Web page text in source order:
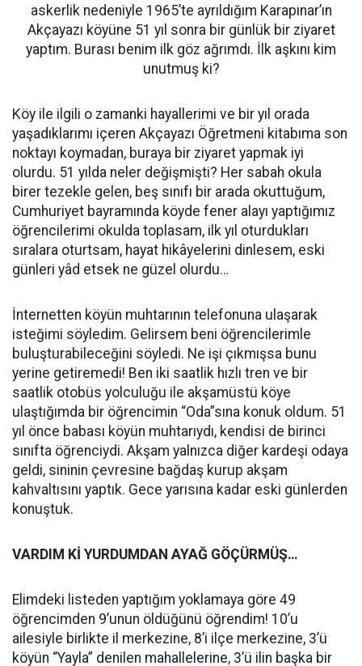
askerlik nedeniyle 1965’te ayrıldığım Karapınar’ın
Akçayazı köyüne 51 yıl sonra bir günlük bir ziyaret
yaptım. Burası benim ilk göz ağrımdı. İlk aşkını kim
unutmuş ki?
Köy ile ilgili o zamanki hayallerimi ve bir yıl orada
yaşadıklarımı içeren Akçayazı Öğretmeni kitabıma son
noktayı koymadan, buraya bir ziyaret yapmak iyi
olurdu. 51 yılda neler değişmişti? Her sabah okula
birer tezekle gelen, beş sınıfı bir arada okuttuğum,
Cumhuriyet bayramında köyde fener alayı yaptığımız
öğrencilerimi okulda toplasam, ilk yıl oturdukları
sıralara oturtsam, hayat hikâyelerini dinlesem, eski
günleri yâd etsek ne güzel olurdu…
İnternetten köyün muhtarının telefonuna ulaşarak
isteğimi söyledim. Gelirsem beni öğrencilerimle
buluşturabileceğini söyledi. Ne işi çıkmışsa bunu
yerine getiremedi! Ben iki saatlik hızlı tren ve bir
saatlik otobüs yolculuğu ile akşamüstü köye
ulaştığımda bir öğrencimin “Oda”sına konuk oldum. 51
yıl önce babası köyün muhtarıydı, kendisi de birinci
sınıfta öğrenciydi. Akşam yalnızca diğer kardeşi odaya
geldi, sininin çevresine bağdaş kurup akşam
kahvaltısını yaptık. Gece yarısına kadar eski günlerden
konuştuk.
VARDIM Kİ YURDUMDAN AYAĞ GÖÇÜRMÜŞ…
Elimdeki listeden yaptığım yoklamaya göre 49
öğrencimden 9’unun öldüğünü öğrendim! 10’u
ailesiyle birlikte il merkezine, 8’i ilçe merkezine, 3’ü
köyün “Yayla” denilen mahallelerine, 3’ü ilin başka bir